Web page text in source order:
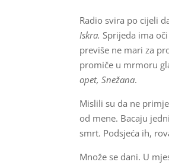
Radio svira po cijeli
Iskra.Sprijeda ima
previše ne mari za
promiče u mrmoru
opet, Snežana.
Mislili su da ne
od mene. Bacaju
smrt. Podsjeća ih,
Množe se dani. U